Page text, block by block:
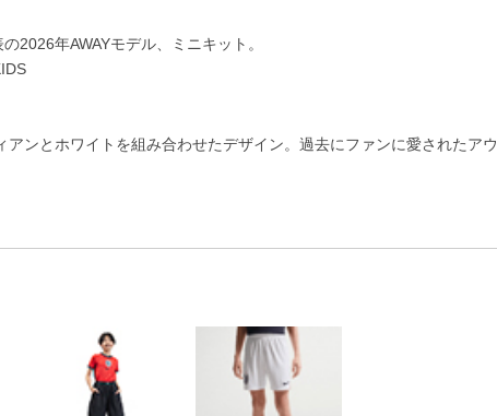
2026年AWAYモデル、ミニキット。
ンとホワイトを組み合わせたデザイン。過去にファンに愛されたアウ